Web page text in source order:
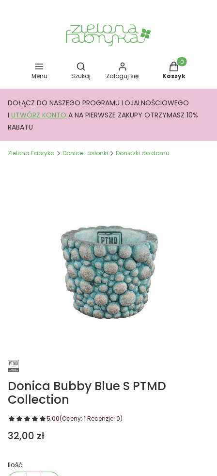
Menu
Otwórz wyszukiwarkę
Szukaj Zaloguj się
Produkty w
Koszyk
DOŁĄCZ DO NASZEGO PROGRAMU LOJALNOŚCIOWEGO
I UTWÓRZ KONTO A NA PIERWSZE ZAKUPY OTRZYMASZ 10%
RABATU
Zielona Fabryka Donice i osłonki Doniczki do domu
Donica Bubby Blue S PTMD
Collection
5.00(Oceny: 1 Recenzje: 0)
Cena
32,00 zł
Ilość